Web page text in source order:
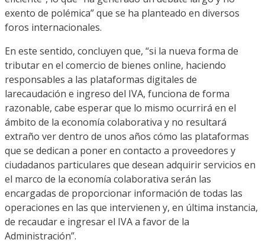
exento de polémica” que se ha planteado en diversos
foros internacionales.
En este sentido, concluyen que, “si la nueva forma de
tributar en el comercio de bienes online, haciendo
responsables a las plataformas digitales de
larecaudación e ingreso del IVA, funciona de forma
razonable, cabe esperar que lo mismo ocurrirá en el
ámbito de la economía colaborativa y no resultará
extraño ver dentro de unos años cómo las plataformas
que se dedican a poner en contacto a proveedores y
ciudadanos particulares que desean adquirir servicios en
el marco de la economía colaborativa serán las
encargadas de proporcionar información de todas las
operaciones en las que intervienen y, en última instancia,
de recaudar e ingresarel IVA a favor de la
Administración”.